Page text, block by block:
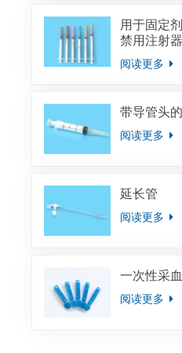
用于固定
禁用注射器
阅读更多
带导管头
阅读更多
延长管
阅读更多
一次性采
阅读更多